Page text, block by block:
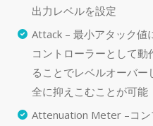
出力レベルを設定
Attack – 最小アタック値
コントローラーとして
ることでレベルオーバ
全に抑えこむことが可能
Attenuation Meter –コン